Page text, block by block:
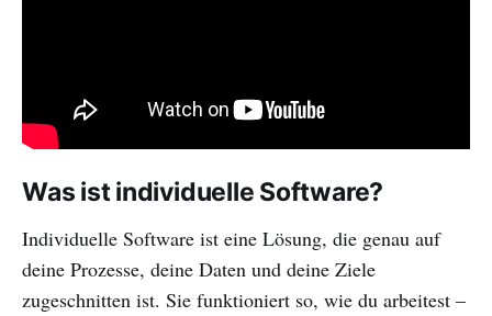
Was ist individuelle Software?
Individuelle Software ist eine Lösung, die genau auf
deine Prozesse, deine Daten und deine Ziele
zugeschnitten ist. Sie funktioniert so, wie du arbeitest –